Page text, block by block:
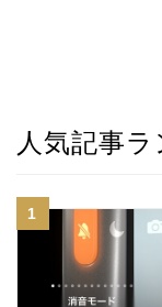
人気記事